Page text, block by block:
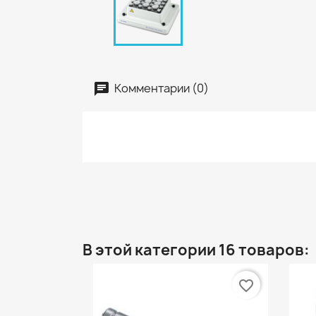
Комментарии (0)
В этой категории 16 товаров:
favorite_border